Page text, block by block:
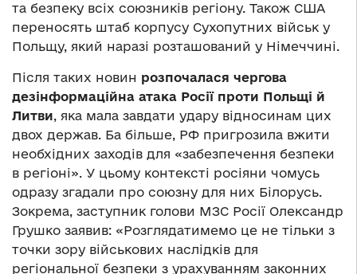
та безпеку всіх союзників регіону. Також США
переносять штаб корпусу Сухопутних військ у
Польщу, який наразі розташований у Німеччині.
Після таких новин розпочалася чергова
дезінформаційна атака Росії проти Польщі й
Литви, яка мала завдати удару відносинам цих
двох держав. Ба більше, РФ пригрозила вжити
необхідних заходів для «забезпечення безпеки
в регіоні». У цьому контексті росіяни чомусь
одразу згадали про союзну для них Білорусь.
Зокрема, заступник голови МЗС Росії Олександр
Грушко заявив: «Розглядатимемо це не тільки з
точки зору військових наслідків для
регіональної безпеки з урахуванням законних